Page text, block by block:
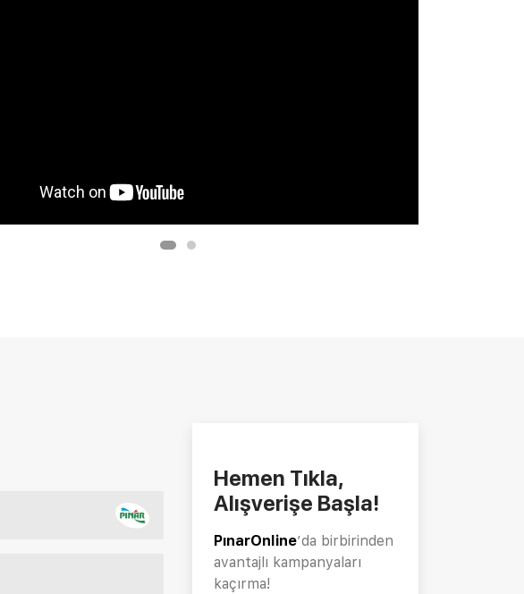
Hemen Tıkla,
Alışverişe Başla!
PınarOnline’da birbirinden
avantajlı kampanyaları
kaçırma!